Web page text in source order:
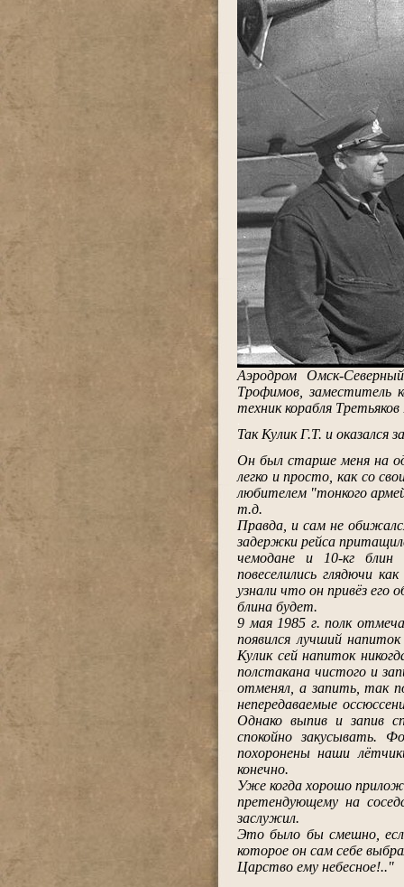
Аэродром Омск-
Трофимов, заместитель
техник корабля Третьяков
Так Кулик Г.Т. и оказался
Он был старше меня на
легко и просто, как со
любителем "тонкого
т.д.
Правда, и сам не
задержки рейса
чемодане и 10-кг
повеселились глядючи
узнали что он привёз
блина будет.
9 мая 1985 г. полк
появился лучший
Кулик сей напиток
полстакана чистого и
отменял, а запить, так
непередаваемые
Однако выпив и запив
спокойно закусывать.
похоронены наши
конечно.
Уже когда хорошо
претендующему на
заслужил.
Это было бы смешно,
которое он сам себе
Царство ему небесное!.."